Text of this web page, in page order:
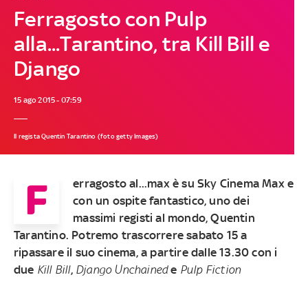
Ferragosto con Pulp
alla...Tarantino, tra Kill Bill e
Django
15 ago 2015 - 07:59
Il regista Quentin Tarantino (foto getty Images)
F
erragosto al...max è su Sky Cinema Max e
con un ospite fantastico, uno dei
massimi registi al mondo, Quentin
Tarantino. Potremo trascorrere sabato 15 a
ripassare il suo cinema, a partire dalle 13.30 con i
due Kill Bill, Django Unchainede Pulp Fiction